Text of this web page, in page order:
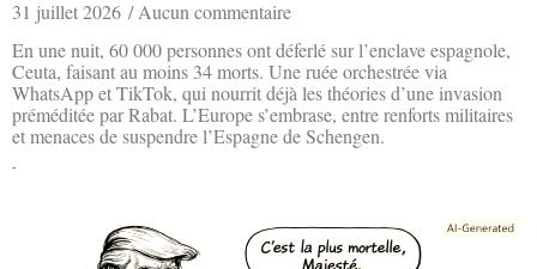
31 juillet 2026
Aucun commentaire
En une nuit, 60 000 personnes ont déferlé sur l’enclave espagnole,
Ceuta, faisant au moins 34 morts. Une ruée orchestrée via
WhatsApp et TikTok, qui nourrit déjà les théories d’une invasion
préméditée par Rabat. L’Europe s’embrase, entre renforts militaires
et menaces de suspendre l’Espagne de Schengen.